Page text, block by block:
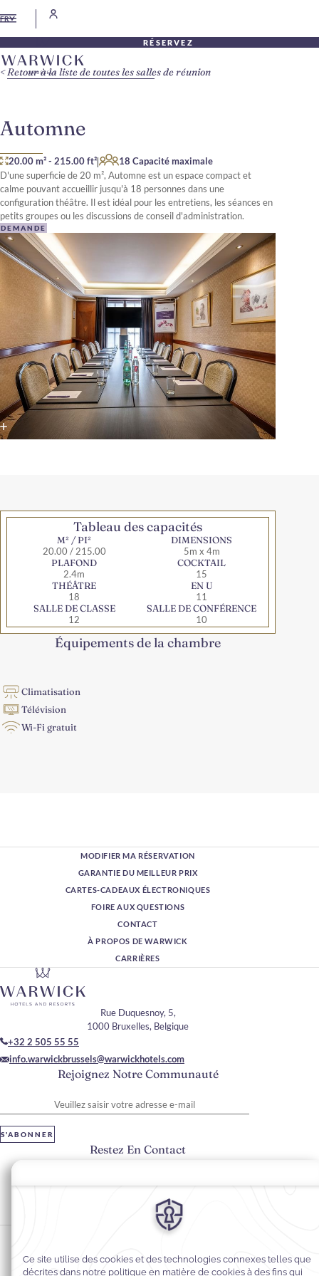
FR
RÉSERVEZ
Automne
20.00 m²- 215.00 ft²|
18 Capacité maximale
D'une superficie de 20 m², Automne est un espace compact et
calme pouvant accueillir jusqu'à 18 personnes dans une
configuration théâtre. Il est idéal pour les entretiens, les séances en
petits groupes ou les discussions de conseil d'administration.
DEMANDE
Retour à la liste de toutes les salles de réunion
Tableau des capacités
M² / PI²
20.00 / 215.00
DIMENSIONS
5m x 4m
PLAFOND
2.4m
COCKTAIL
15
THÉÂTRE
18
EN U
11
SALLE DE CLASSE
12
SALLE DE CONFÉRENCE
10
Équipements de la chambre
Climatisation
Télévision
Wi-Fi gratuit
MODIFIER MA RÉSERVATION
GARANTIE DU MEILLEUR PRIX
CARTES-CADEAUX ÉLECTRONIQUES
FOIRE AUX QUESTIONS
CONTACT
À PROPOS DE WARWICK
CARRIÈRES
Rejoignez Notre Communauté
S'ABONNER
Rue Duquesnoy, 5,
1000 Bruxelles, Belgique
+32 2 505 55 55
info.warwickbrussels@warwickhotels.com
Restez En Contact
#warwickbruxelles
Préférences en matière de cookies
Politique en matière de cookies